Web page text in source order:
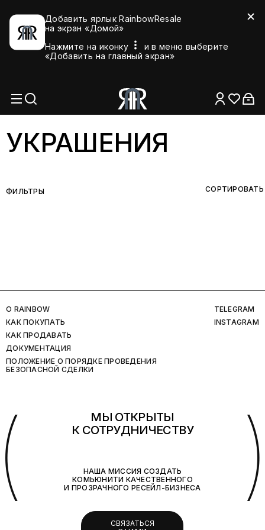
Добавить ярлык RainbowResale
на экран «Домой»
Нажмите на иконку
и в меню выберите
«Добавить на главный экран»
УКРАШЕНИЯ
ФИЛЬТРЫ СОРТИРОВАТЬ
O RAINBOW
КАК ПОКУПАТЬ
КАК ПРОДАВАТЬ
ДОКУМЕНТАЦИЯ
ПОЛОЖЕНИЕ О ПОРЯДКЕ ПРОВЕДЕНИЯ
БЕЗОПАСНОЙ СДЕЛКИ
TELEGRAM
INSTAGRAM
МЫ ОТКРЫТЫ
К СОТРУДНИЧЕСТВУ
НАША МИССИЯ СОЗДАТЬ
КОМЬЮНИТИ КАЧЕСТВЕННОГО
И ПРОЗРАЧНОГО РЕСЕЙЛ-БИЗНЕСА
СВЯЗАТЬСЯ